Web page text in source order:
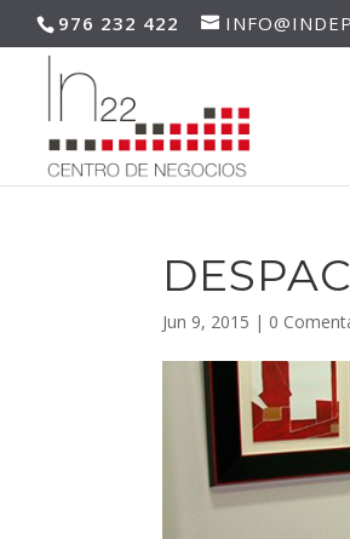
976 232 422
Jun 9, 2015 | 0